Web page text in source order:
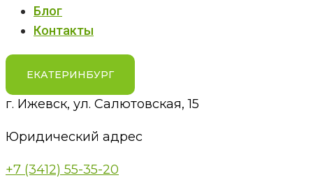
Блог
Контакты
ЕКАТЕРИНБУРГ
г. Ижевск, ул. Салютовская, 15
Юридический адрес
+7 (3412) 55-35-20